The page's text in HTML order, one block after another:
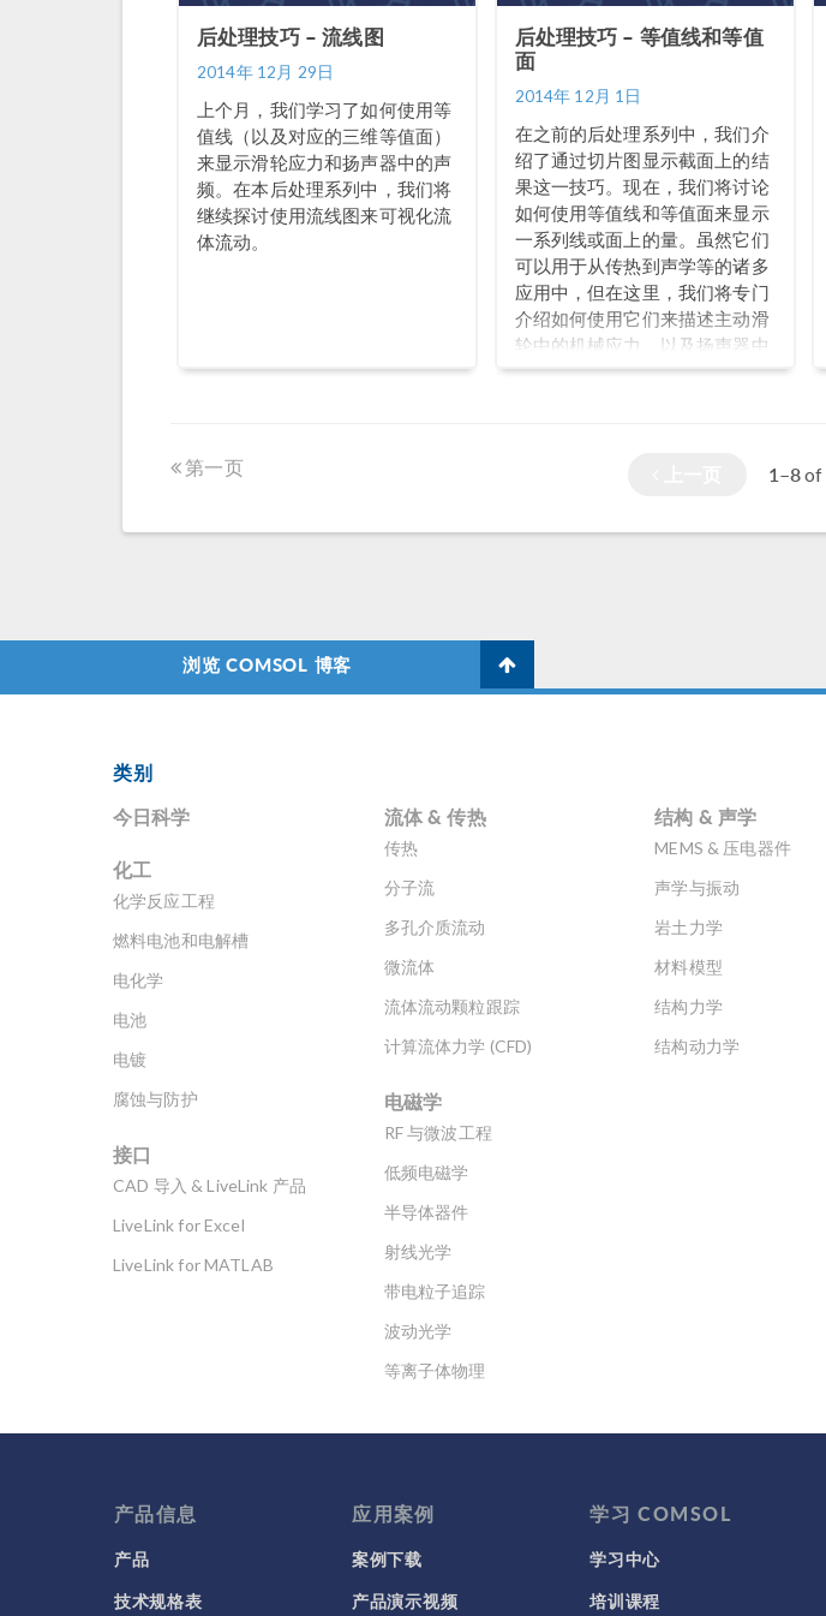
后处理技巧 – 流线图
2014年 12月 29日
上个月，我们学习了如何使用等
值线（以及对应的三维等值面）
来显示滑轮应力和扬声器中的声
频。在本后处理系列中，我们将
继续探讨使用流线图来可视化流
体流动。
后处理技巧 – 等值线和等值
面
2014年 12月 1日
在之前的后处理系列中，我们介
绍了通过切片图显示截面上的结
果这一技巧。现在，我们将讨论
如何使用等值线和等值面来显示
一系列线或面上的量。虽然它们
可以用于从传热到声学等的诸多
应用中，但在这里，我们将专门
介绍如何使用它们来描述主动滑
轮中的机械应力，以及扬声器中
的声压级。
第一页 1–8of
浏览 COMSOL 博客
类别
今日科学
化工
化学反应工程
燃料电池和电解槽
电化学
电池
电镀
腐蚀与防护
接口
CAD 导入 & LiveLink 产品
LiveLink for Excel
LiveLink for MATLAB
流体 & 传热
传热
分子流
多孔介质流动
微流体
流体流动颗粒跟踪
计算流体力学 (CFD)
电磁学
RF 与微波工程
低频电磁学
半导体器件
射线光学
带电粒子追踪
波动光学
等离子体物理
结构 & 声学
MEMS & 压电器件
声学与振动
岩土力学
材料模型
结构力学
结构动力学
产品信息
产品
技术规格表
应用案例
案例下载
产品演示视频
学习 COMSOL
学习中心
培训课程